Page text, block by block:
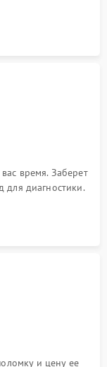
время. Заберет
для диагностики.
и цену ее